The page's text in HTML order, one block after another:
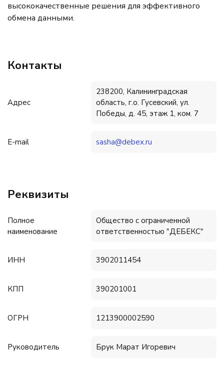
высококачественные решения для эффективного
обмена данными.
Контакты
Адрес
238200, Калининградская
область, г.о. Гусевский, ул.
Победы, д. 45, этаж 1, ком. 7
E-mail sasha@debex.ru
Реквизиты
Полное
наименование
Общество с ограниченной
ответственностью "ДЕБЕКС"
ИНН 3902011454
КПП 390201001
ОГРН 1213900002590
Руководитель Брук Марат Игоревич